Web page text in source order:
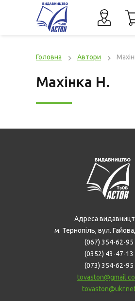
Головна Автори
Махінка Н.
Адреса
м. Тернопіль, вул.
(067) 354-62-95
(0352) 43-47-13
(073) 354-62-95